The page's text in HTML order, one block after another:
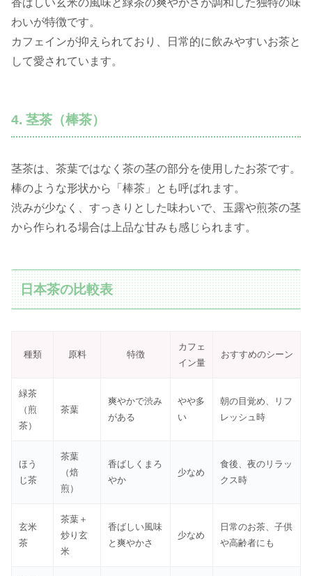
わいが特徴です。
カフェインが抑えられており、日常的に飲みやすいお茶と
して愛されています。
4. 茎茶（棒茶）
茎茶は、茶葉ではなく茶の茎の部分を使用したお茶です。
棒のような形状から「棒茶」とも呼ばれます。
渋みが少なく、すっきりとした味わいで、玉露や煎茶の茎
から作られる場合は上品な甘みも感じられます。
日本茶の比較表
種類 原料 特徴
カフェ
イン量
おすすめのシーン
緑茶
（煎
茶）
茶葉
爽やかで渋み
がある
やや多
い
朝の目覚め、リフ
レッシュ時
ほう
じ茶
茶葉
（焙
煎）
香ばしくまろ
やか
少なめ
食後、夜のリラッ
クス時
玄米
茶
茶葉＋
炒り玄
米
香ばしい風味
と爽やかさ
少なめ
日常のお茶、子供
や高齢者にも